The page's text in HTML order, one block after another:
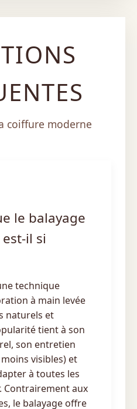
coiffure moderne
le balayage
il si
technique
à main levée
naturels et
tient à son
son entretien
visibles) et
à toutes les
Contrairement aux
le balayage offre